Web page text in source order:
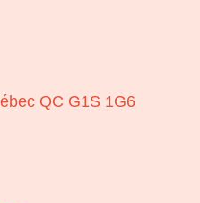
QC G1S 1G6